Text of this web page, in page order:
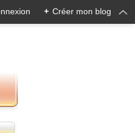
+ Créer mon blog